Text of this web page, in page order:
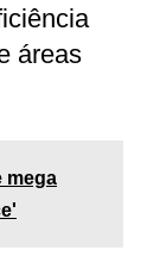
áreas
mega